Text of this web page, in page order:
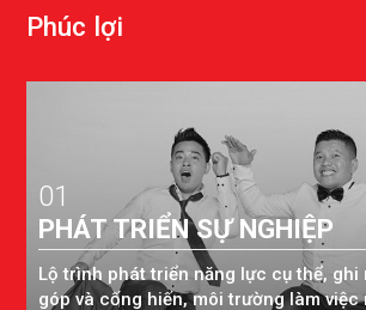
Phúc lợi
01
PHÁT TRIỂN SỰ NGHIỆP
Lộ trình phát triển năng lực cụ thể, ghi
góp và cống hiến, môi trường làm việc